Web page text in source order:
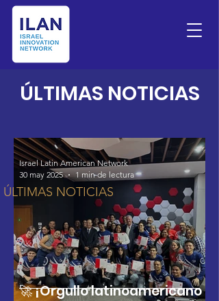
ÚLTIMAS NOTICIAS
​ÚLTIMAS NOTICIAS
🚀 ¡Orgullo latinoamericano
Israel Latin American Network
30 may 2025
1 min de lectura
ÚLTIMAS NOTICIAS